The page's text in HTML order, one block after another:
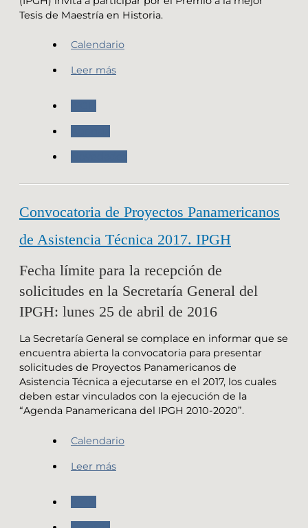
Tesis de Maestría en Historia.
Calendario
Leer más
Convocatoria de Proyectos Panamericanos
de Asistencia Técnica 2017. IPGH
Fecha límite para la recepción de
solicitudes en la Secretaría General del
IPGH: lunes 25 de abril de 2016
La Secretaría General se complace en informar que se
encuentra abierta la convocatoria para presentar
solicitudes de Proyectos Panamericanos de
Asistencia Técnica a ejecutarse en el 2017, los cuales
deben estar vinculados con la ejecución de la
“Agenda Panamericana del IPGH 2010-2020”.
Calendario
Leer más